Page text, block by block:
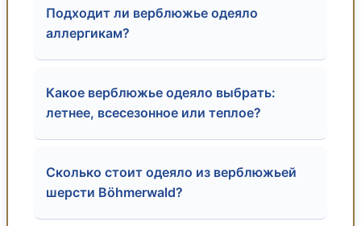
Подходит ли верблюжье одеяло
аллергикам?
Какое верблюжье одеяло выбрать:
летнее, всесезонное или теплое?
Сколько стоит одеяло из верблюжьей
шерсти Böhmerwald?